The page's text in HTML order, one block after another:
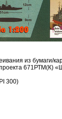
из бумаги/
671РТМ(К)
300)